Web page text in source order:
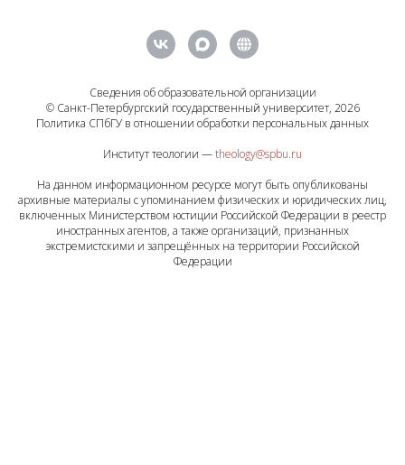
Сведения об образовательной организации
© Санкт-Петербургский государственный университет, 2026
Политика СПбГУ в отношении обработки персональных данных
Институт теологии —theology@spbu.ru
На данном информационном ресурсе могут быть опубликованы
архивные материалы с упоминанием физических и юридических лиц,
включенных Министерством юстиции Российской Федерации в реестр
иностранных агентов, а также организаций, признанных
экстремистскими и запрещённых на территории Российской
Федерации